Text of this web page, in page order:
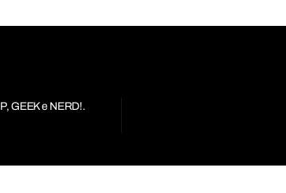
GEEK e NERD!.